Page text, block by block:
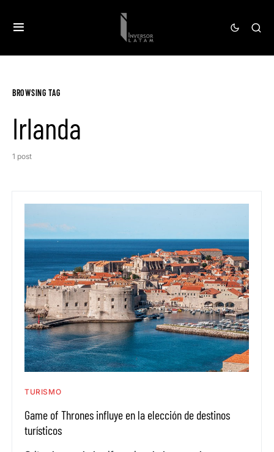
BROWSING TAG
Irlanda
1 post
TURISMO
Game of Thrones influye en la elección de destinos
turísticos